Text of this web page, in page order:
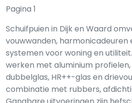
Pagina 1
Schuifpuien in Dijk en Waard
vouwwanden, harmonicadeuren
systemen voor woning en
werken met aluminium
dubbelglas, HR++-glas en
combinatie met rubbers,